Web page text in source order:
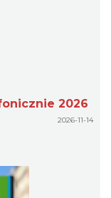
2026
2026-11-14